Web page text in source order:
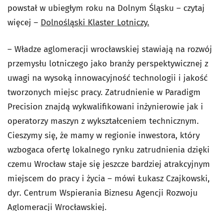
powstał w ubiegłym roku na Dolnym Śląsku – czytaj
więcej – Dolnośląski Klaster Lotniczy.
– Władze aglomeracji wrocławskiej stawiają na rozwój
przemysłu lotniczego jako branży perspektywicznej z
uwagi na wysoką innowacyjność technologii i jakość
tworzonych miejsc pracy. Zatrudnienie w Paradigm
Precision znajdą wykwalifikowani inżynierowie jak i
operatorzy maszyn z wykształceniem technicznym.
Cieszymy się, że mamy w regionie inwestora, który
wzbogaca ofertę lokalnego rynku zatrudnienia dzięki
czemu Wrocław staje się jeszcze bardziej atrakcyjnym
miejscem do pracy i życia – mówi Łukasz Czajkowski,
dyr. Centrum Wspierania Biznesu Agencji Rozwoju
Aglomeracji Wrocławskiej.